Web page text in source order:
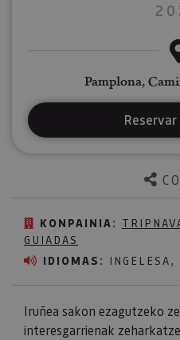
KONPAINIA:
GUIADAS
IDIOMAS: INGELESA,
Iruñea sakon ezagutzeko
interesgarrienak
Pamplona,